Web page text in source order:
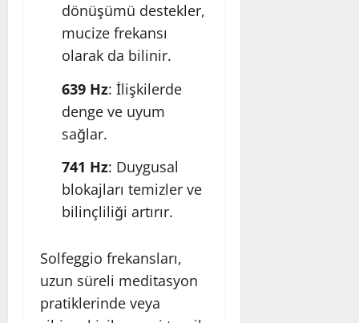
dönüşümü destekler,
mucize frekansı
olarak da bilinir.
639 Hz: İlişkilerde
denge ve uyum
sağlar.
741 Hz: Duygusal
blokajları temizler ve
bilinçliliği artırır.
Solfeggio frekansları,
uzun süreli meditasyon
pratiklerinde veya